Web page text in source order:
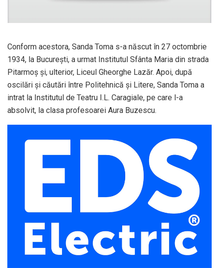
Conform acestora, Sanda Toma s-a născut în 27 octombrie
1934, la București, a urmat Institutul Sfânta Maria din strada
Pitarmoș și, ulterior, Liceul Gheorghe Lazăr. Apoi, după
oscilări și căutări între Politehnică și Litere, Sanda Toma a
intrat la Institutul de Teatru I.L. Caragiale, pe care l-a
absolvit, la clasa profesoarei Aura Buzescu.